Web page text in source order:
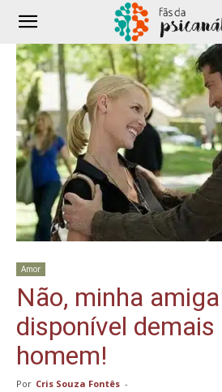
Amor
Não, minha
disponível demais
homem!
Por Cris Souza Fontês -